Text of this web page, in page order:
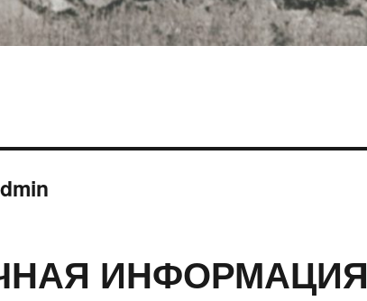
ИНФОРМАЦИЯ